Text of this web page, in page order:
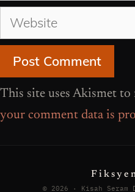
Website
This site uses Akismet to
your comment data is
© 2026 · Kisah Seram